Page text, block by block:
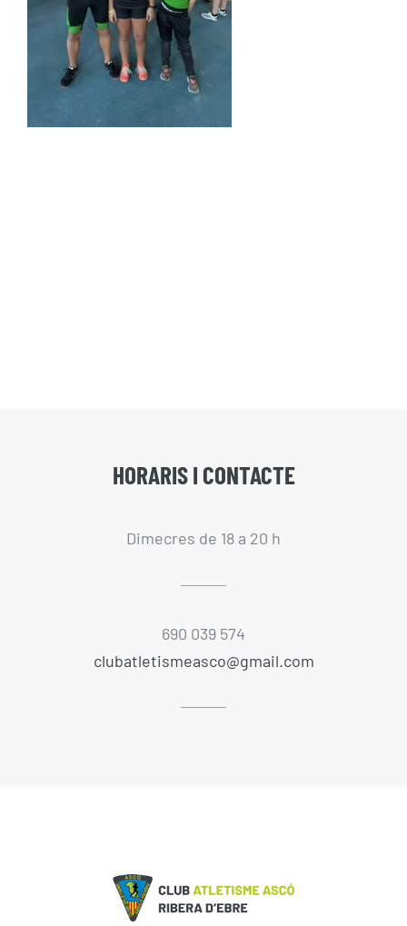
HORARIS I CONTACTE
Dimecres de 18 a 20 h
690 039 574
clubatletismeasco@gmail.com